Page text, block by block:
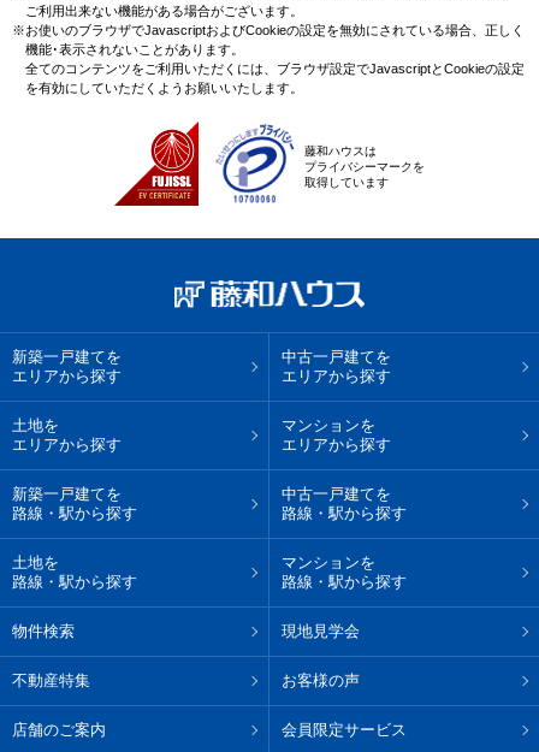
ご利用出来ない機能がある場合がございます。
※お使いのブラウザでJavascriptおよびCookieの設定を無効にされている場合、正しく
機能･表示されないことがあります。
全てのコンテンツをご利用いただくには、ブラウザ設定でJavascriptとCookieの設定
を有効にしていただくようお願いいたします。
藤和ハウスは
プライバシーマークを
取得しています
新築一戸建てを
エリアから探す
中古一戸建てを
エリアから探す
土地を
エリアから探す
マンションを
エリアから探す
新築一戸建てを
路線・駅から探す
中古一戸建てを
路線・駅から探す
土地を
路線・駅から探す
マンションを
路線・駅から探す
物件検索 現地見学会
不動産特集 お客様の声
店舗のご案内 会員限定サービス